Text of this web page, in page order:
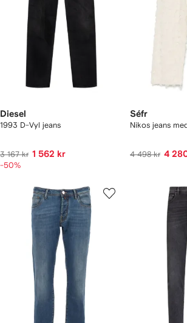
Diesel
1993 D-Vyl jeans
3 167 kr 1 562 kr
-50%
Séfr
Nikos jeans
4 498 kr 4